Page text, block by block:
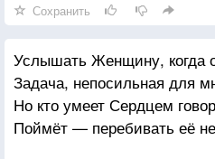
И Храм Души наполнен
Неисчерпаемым
Надежды, Веры, и теплом
Друзья мои! Пусть вас
Кривотолков и
В этой жизни столько, что
В словоизлияньях
Очень часто скрыты ложь и
Сохранить
Услышать Женщину, когда
Задача, непосильная для
Но кто умеет Сердцем
Поймёт — перебивать её